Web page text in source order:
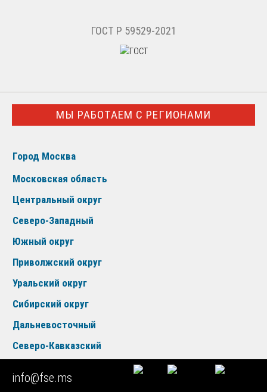
ГОСТ Р 59529-2021
МЫ РАБОТАЕМ С РЕГИОНАМИ
Город Москва
Московская область
Центральный округ
Северо-Западный
Южный округ
Приволжский округ
Уральский округ
Сибирский округ
Дальневосточный
Северо-Кавказский
Новые регионы
info@fse.ms